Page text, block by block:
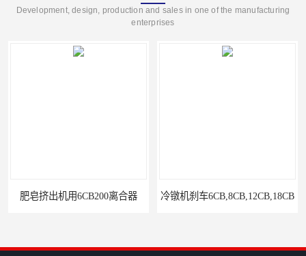
Development, design, production and sales in one of the manufacturing
enterprises
离合器 冷镦机刹车6CB,8CB,12CB,18CB